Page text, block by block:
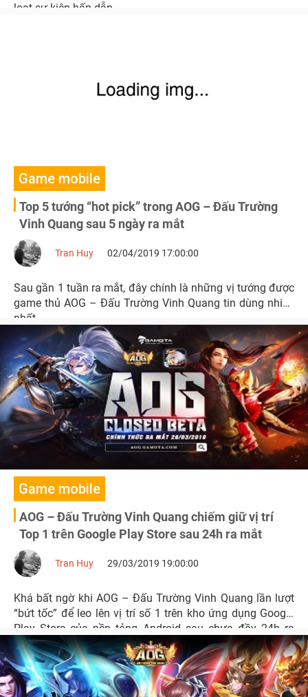
loạt sự kiện hấp dẫn.
Game mobile
Top 5 tướng “hot pick” trong AOG – Đấu Trường
Vinh Quang sau 5 ngày ra mắt
Tran Huy 02/04/2019 17:00:00
Sau gần 1 tuần ra mắt, đây chính là những vị tướng được
game thủ AOG – Đấu Trường Vinh Quang tin dùng nhiều
nhất.
Game mobile
AOG – Đấu Trường Vinh Quang chiếm giữ vị trí
Top 1 trên Google Play Store sau 24h ra mắt
Tran Huy 29/03/2019 19:00:00
Khá bất ngờ khi AOG – Đấu Trường Vinh Quang lần lượt
“bứt tốc” để leo lên vị trí số 1 trên kho ứng dụng Google
Play Store của nền tảng Android sau chưa đầy 24h ra
mắt.